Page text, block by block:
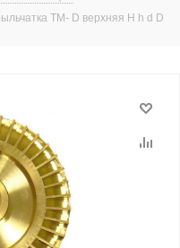
ТМ- D верхняя H h d D